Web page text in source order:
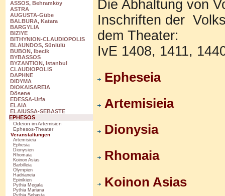
ASSOS, Behramköy
ASTRA
AUGUSTA-Gübe
BALBURA, Katara
BARGYLIA
BIZIYE
BITHYNION-CLAUDIOPOLIS
BLAUNDOS, Sünlülü
BUBON, Ibecik
BYBASSOS
BYZANTION, Istanbul
CLAUDIOPOLIS
DAPHNE
DIDYMA
DIOKAISAREIA
Dösene
EDESSA-Urfa
ELAIA
ELAIUSSA-SEBASTE
EPHESOS
Odeion im Artemision
Ephesos-Theater
Veranstaltungen
Artemisieia
Ephesia
Dionysien
Rhomaia
Koinon Asias
Barbilleia
Olympien
Hadrianeia
Epinikien
Pythia Megala
Pythia Mariana
Die Abhaltung von
Inschriften der
dem Theater:
IvE 1408, 1411,
Epheseia
Artemisieia
Dionysia
Rhomaia
Koinon Asias